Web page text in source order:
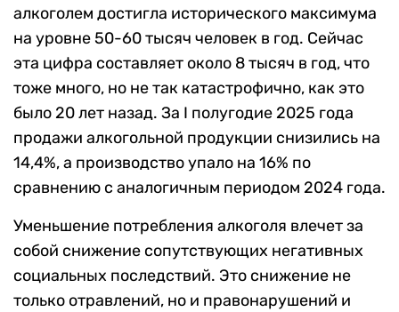
алкоголем достигла исторического максимума
на уровне 50-60 тысяч человек в год. Сейчас
эта цифра составляет около 8 тысяч в год, что
тоже много, но не так катастрофично, как это
было 20 лет назад. За I полугодие 2025 года
продажи алкогольной продукции снизились на
14,4%, а производство упало на 16% по
сравнению с аналогичным периодом 2024 года.
Уменьшение потребления алкоголя влечет за
собой снижение сопутствующих негативных
социальных последствий. Это снижение не
только отравлений, но и правонарушений и